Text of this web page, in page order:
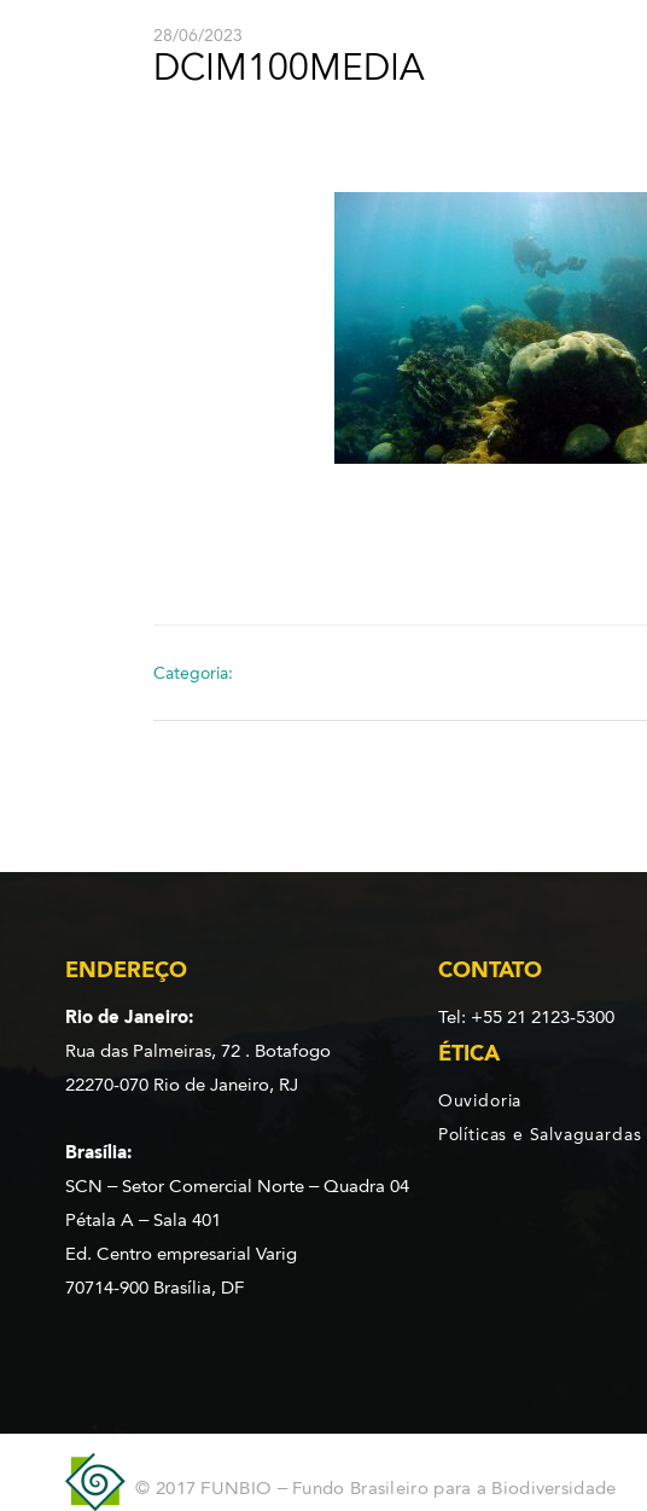
28/06/2023
DCIM100MEDIA
Categoria:
ENDEREÇO
Rio de Janeiro:
Rua das Palmeiras, 72 . Botafogo
22270-070 Rio de Janeiro, RJ
Brasília:
SCN – Setor Comercial Norte – Quadra 04
Pétala A – Sala 401
Ed. Centro empresarial Varig
70714-900 Brasília, DF
CONTATO
Tel: +55 21 2123-5300
ÉTICA
Ouvidoria
Políticas e Salvaguardas
© 2017 FUNBIO – Fundo Brasileiro para a Biodiversidade